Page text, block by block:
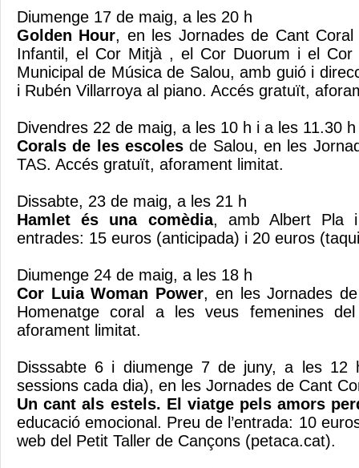
Diumenge 17 de maig, a les 20 h
Golden Hour, en les Jornades de Cant
Infantil, el Cor Mitjà , el Cor Duorum i el Cor
Municipal de Música de Salou, amb guió i
i Rubén Villarroya al piano. Accés gratuït,
Divendres 22 de maig, a les 10 h i a les 11.30 h
Corals de les escolesde Salou, en les
TAS. Accés gratuït, aforament limitat.
Dissabte, 23 de maig, a les 21 h
Hamlet és una comèdia, amb Albert Pla
entrades: 15 euros (anticipada) i 20 euros
Diumenge 24 de maig, a les 18 h
Cor Luia Woman Power, en les Jornades
Homenatge coral a les veus femenines
aforament limitat.
Disssabte 6 i diumenge 7 de juny, a les
sessions cada dia), en les Jornades de Cant
Un cant als estels. El viatge pels amors
educació emocional. Preu de l’entrada: 10
web del Petit Taller de Cançons (petaca.cat).